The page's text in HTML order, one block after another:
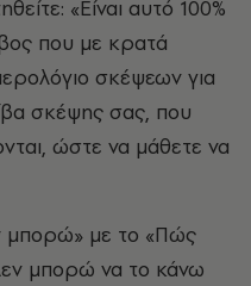
«Είναι αυτό 100%
που με κρατά
σκέψεων για
σκέψης σας, που
ώστε να μάθετε να
μπορώ» με το «Πώς
μπορώ να το κάνω